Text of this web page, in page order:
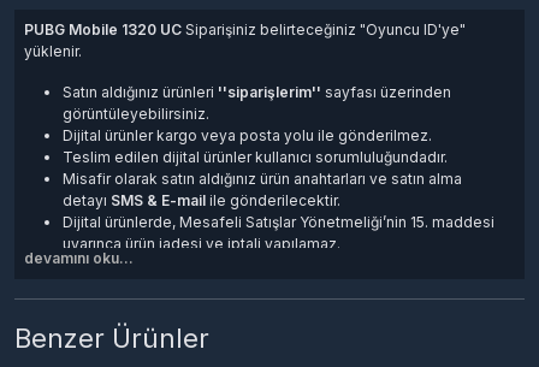
PUBG Mobile 1320 UC Siparişiniz belirteceğiniz "Oyuncu ID'ye"
yüklenir.
Satın aldığınız ürünleri ''siparişlerim'' sayfası üzerinden
görüntüleyebilirsiniz.
Dijital ürünler kargo veya posta yolu ile gönderilmez.
Teslim edilen dijital ürünler kullanıcı sorumluluğundadır.
Misafir olarak satın aldığınız ürün anahtarları ve satın alma
detayı SMS & E-mail ile gönderilecektir.
Dijital ürünlerde, Mesafeli Satışlar Yönetmeliği’nin 15. maddesi
uyarınca ürün iadesi ve iptali yapılamaz.
devamını oku...
Benzer Ürünler